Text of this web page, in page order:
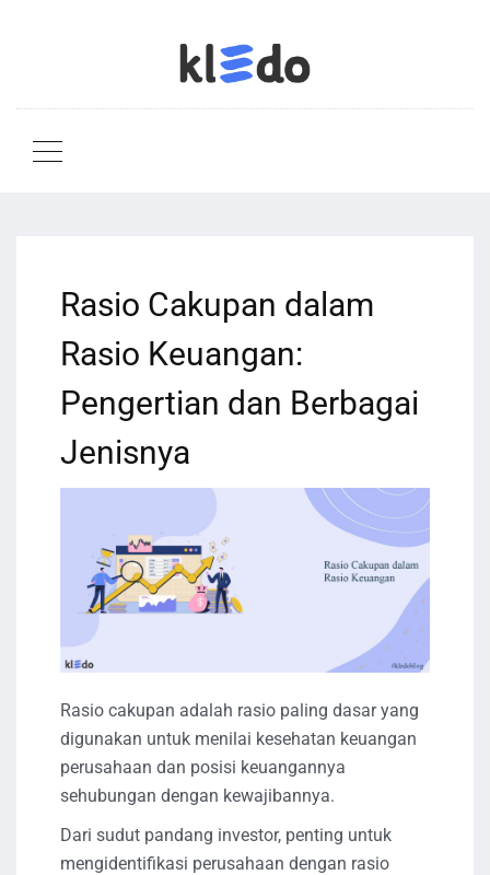
Rasio Cakupan dalam
Rasio Keuangan:
Pengertian dan Berbagai
Jenisnya
Rasio cakupan adalah rasio paling dasar yang
digunakan untuk menilai kesehatan keuangan
perusahaan dan posisi keuangannya
sehubungan dengan kewajibannya.
Dari sudut pandang investor, penting untuk
mengidentifikasi perusahaan dengan rasio